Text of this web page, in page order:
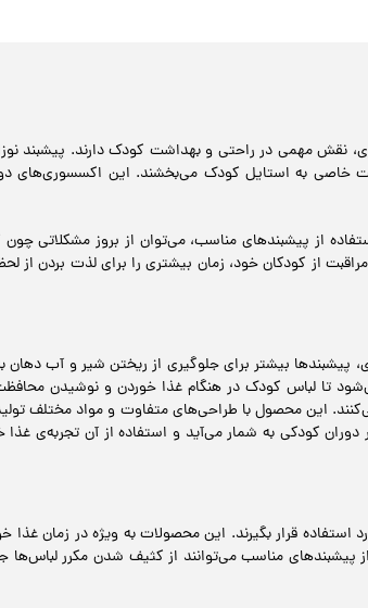
نقش مهمی در راحتی و بهداشت کودک دارند. پیشبند
خاصی به استایل کودک می‌بخشند. این اکسسوری‌های
از پیشبندهای مناسب، می‌توان از بروز مشکلاتی
از کودکان خود، زمان بیشتری را برای لذت بردن از
پیشبندها بیشتر برای جلوگیری از ریختن شیر و آب دهان
تا لباس کودک در هنگام غذا خوردن و نوشیدن
این محصول با طراحی‌های متفاوت و مواد مختلف
دوران کودکی به شمار می‌آید و استفاده از آن تجربه‌ی
قرار بگیرند. این محصولات به ویژه در زمان غذا
پیشبندهای مناسب می‌توانند از کثیف شدن مکرر لباس‌ها